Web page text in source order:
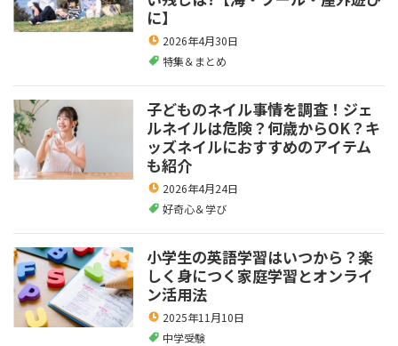
に】
2026年4月30日
特集＆まとめ
子どものネイル事情を調査！ジェ
ルネイルは危険？何歳からOK？キ
ッズネイルにおすすめのアイテム
も紹介
2026年4月24日
好奇心＆学び
小学生の英語学習はいつから？楽
しく身につく家庭学習とオンライ
ン活用法
2025年11月10日
中学受験